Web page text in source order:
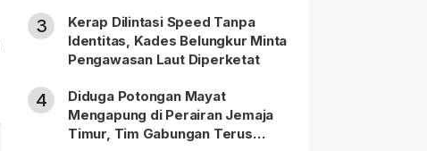
3
Kerap Dilintasi Speed Tanpa
Identitas, Kades Belungkur Minta
Pengawasan Laut Diperketat
4
Diduga Potongan Mayat
Mengapung di Perairan Jemaja
Timur, Tim Gabungan Terus